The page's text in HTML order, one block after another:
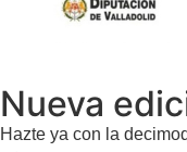
Nueva
Hazte ya con la